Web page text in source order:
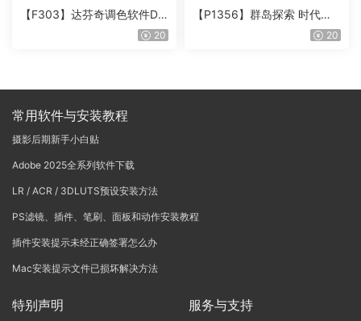
【F303】达芬奇调色软件Da
Vinci Resolve Studio21.0.320
【P1356】群岛探索 时代马
戏团 – QUEST 60 调色预设A
20
常用软件与安装教程
摄影后期新手小白贴
Adobe 2025全系列软件下载
LR / ACR / 3DLUTS预设安装方法
PS滤镜、插件、笔刷、面板和动作安装教程
插件安装提示未经正确签署怎么办
Mac安装提示文件已损坏解决方法
特别声明 服务与支持